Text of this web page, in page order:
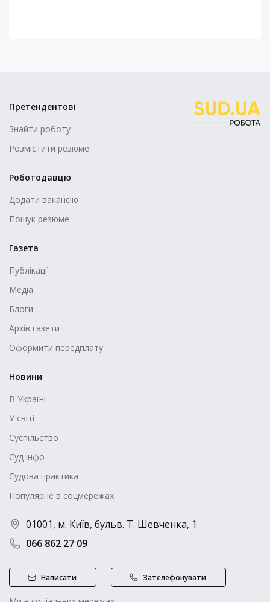
Претендентові
Знайти роботу
Розмістити резюме
Роботодавцю
Додати вакансію
Пошук резюме
Газета
Публікації
Медіа
Блоги
Архів газети
Оформити передплату
Новини
В Україні
У світі
Суспільство
Суд інфо
Судова практика
Популярне в соцмережах
066 862 27 09
01001, м. Київ, бульв. Т. Шевченка, 1
Написати Зателефонувати